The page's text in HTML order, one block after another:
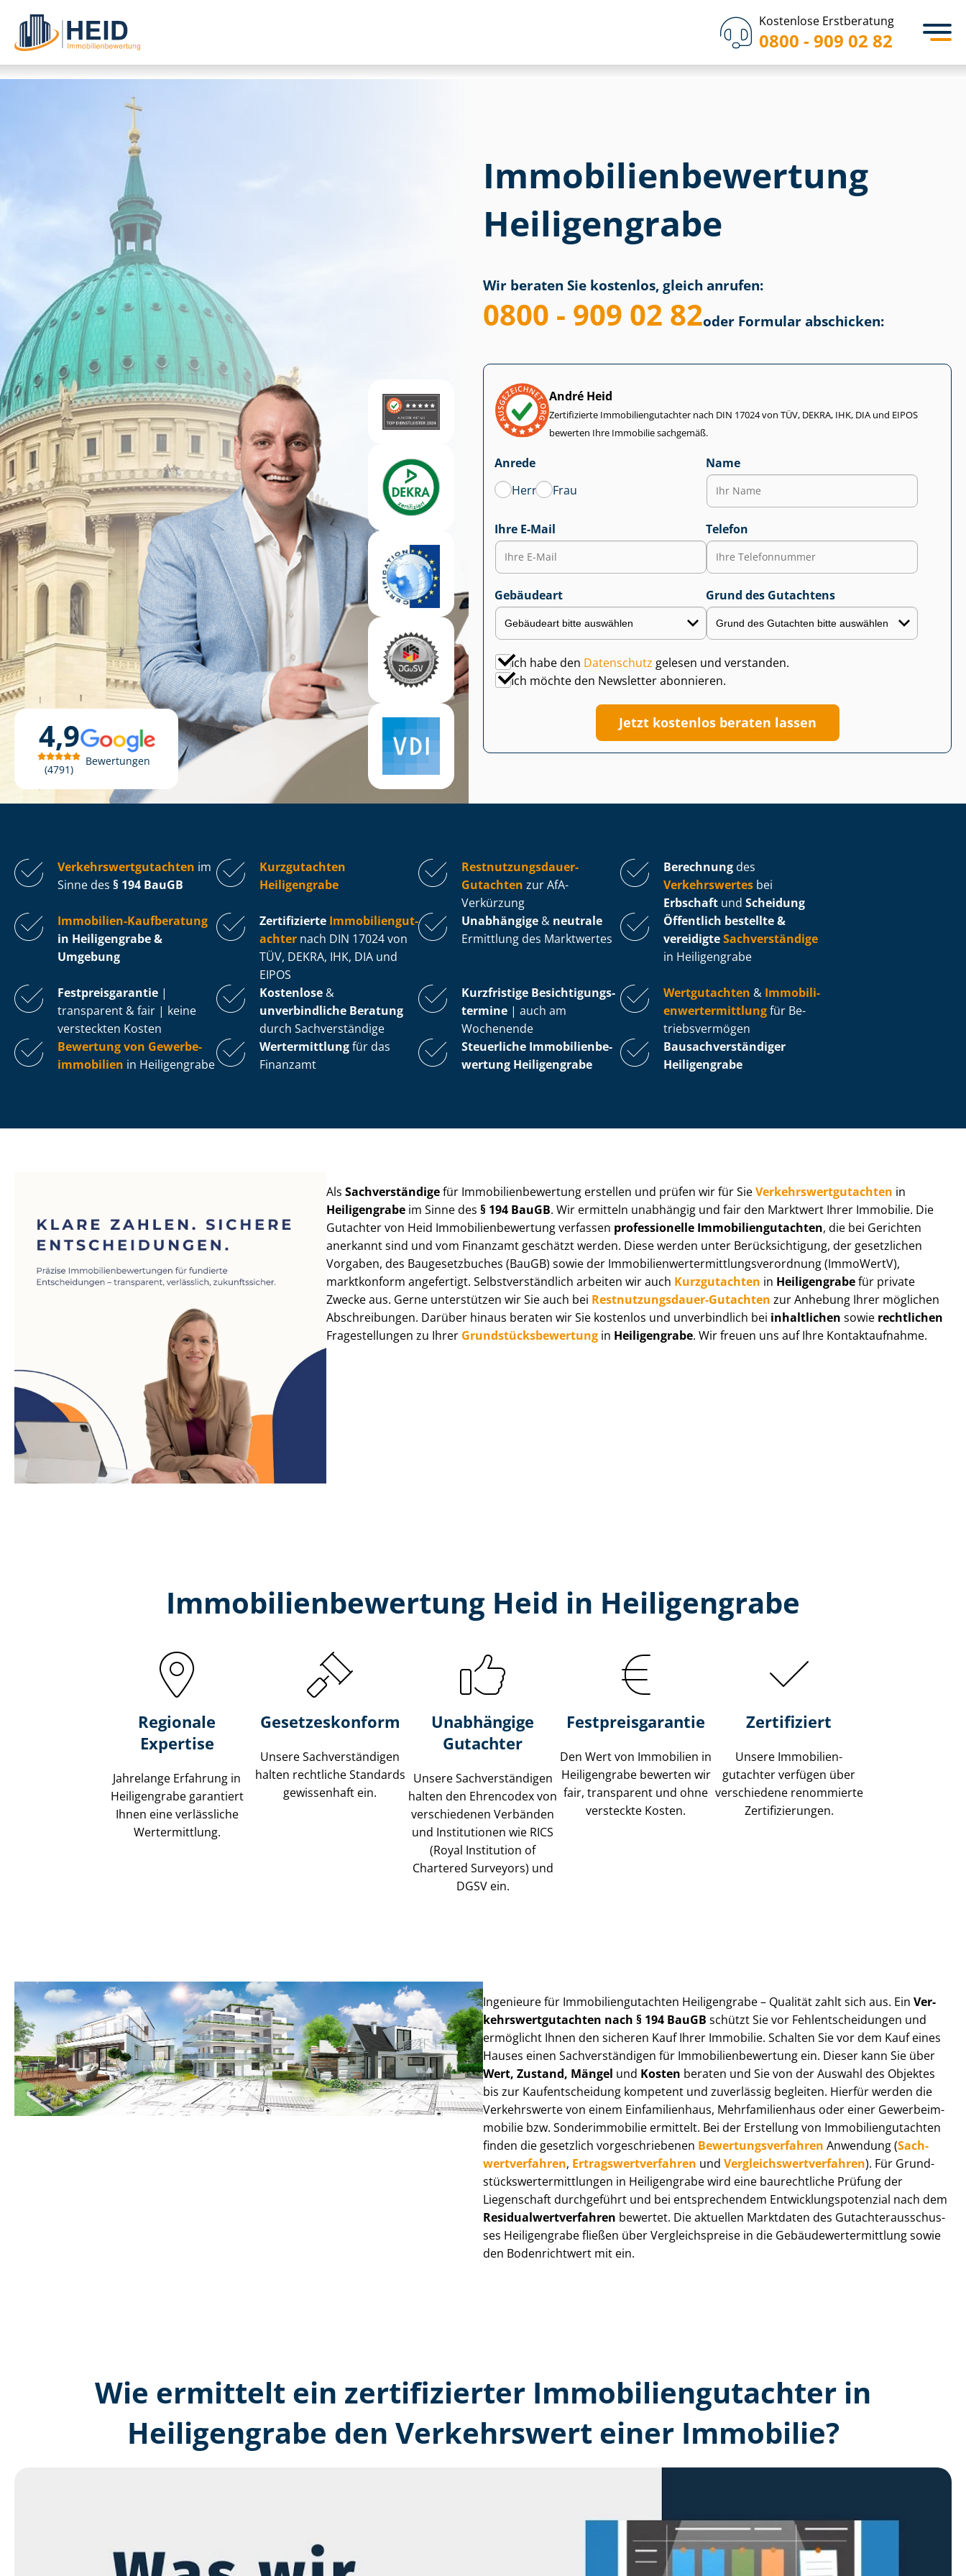
Kostenlose Erstberatung
0800 - 909 02 82
4,9
4791
Bewertungen
Immobilien­bewertung
Heiligengrabe
Wir beraten Sie kostenlos, gleich anrufen:
0800 - 909 02 82oder Formular abschicken:
André Heid
Zertifizierte Im­mo­bi­li­en­gut­ach­ter nach DIN 17024 von TÜV, DEKRA, IHK, DIA und EIPOS
bewerten Ihre Immobilie sachgemäß.
Anrede
Herr
Frau
Name
Ihre E-Mail Telefon
Gebäudeart Grund des Gutachtens
Ich habe den Datenschutz gelesen und verstanden.
Ich möchte den Newsletter abonnieren.
Jetzt kostenlos beraten lassen
Ver­kehrs­wert­gut­ach­ten im
Sinne des § 194 BauGB
Kurzgutachten
Heiligengrabe
Rest­nut­zungs­dau­er-
Gutachten zur AfA-
Verkürzung
Berechnung des
Verkehrswertes bei
Erbschaft und Scheidung
Immobilien-Kaufberatung
in Heiligengrabe &
Umgebung
Zertifizierte Im­mo­bi­li­en­gut­
ach­ter nach DIN 17024 von
TÜV, DEKRA, IHK, DIA und
EIPOS
Unabhängige & neutrale
Ermittlung des Marktwertes
Öffentlich bestellte &
vereidigteSachverständige
in Heiligengrabe
Fest­preis­ga­ran­tie |
transparent & fair | keine
versteckten Kosten
Kostenlose &
unverbindliche Beratung
durch Sachverständige
Kurzfristige Be­sich­ti­gungs­
ter­mi­ne | auch am
Wochenende
Wertgutachten & Im­mo­bi­li­
en­wert­ermitt­lungfür Be­
triebs­ver­mö­gen
Bewertung von Ge­wer­be­
im­mo­bi­li­en in Heiligengrabe
Wertermittlungfür das
Finanzamt
Steuerliche Im­mo­bi­li­en­be­
wer­tung Heiligengrabe
Bau­sach­ver­stän­di­ger
Heiligengrabe
AlsSachverständigefür Im­mo­bi­li­en­be­wer­tung erstellen und prüfen wir für SieVer­kehrs­wert­gut­ach­ten in
Heiligengrabe im Sinne des§ 194 BauGB. Wir ermitteln unabhängig und fair den Marktwert Ihrer Immobilie. Die
Gutachter von Heid Im­mo­bi­li­en­be­wer­tung verfassen professionelle Im­mo­bi­li­en­gut­ach­ten, die bei Gerichten
anerkannt sind und vom Finanzamt geschätzt werden. Diese werden unter Be­rück­sich­ti­gung, der gesetzlichen
Vorgaben, des Baugesetzbuches (BauGB) sowie der Im­mo­bi­li­en­wert­ermitt­lungs­ver­ord­nung (ImmoWertV),
marktkonform angefertigt. Selbst­ver­ständ­lich arbeiten wir auch Kurzgutachten in Heiligengrabefür private
Zwecke aus. Gerne unterstützen wir Sie auch bei Rest­nut­zungs­dau­er-Gutachten zur Anhebung Ihrer möglichen
Abschreibungen. Darüber hinaus beraten wir Sie kostenlos und unverbindlich bei inhaltlichen sowie rechtlichen
Fragestellungen zu Ihrer Grund­stücks­be­wer­tung in Heiligengrabe. Wir freuen uns auf Ihre Kontaktaufnahme.
Immobilien­bewertung Heid in Heiligengrabe
Regionale
Expertise
Jahrelange Erfahrung in
Heiligengrabe garantiert
Ihnen eine verlässliche
Wertermittlung.
Gesetzes­konform
Unsere Sach­ver­stän­di­gen
halten rechtliche Standards
gewissenhaft ein.
Unabhängige
Gutachter
Unsere Sach­ver­stän­di­gen
halten den Ehrencodex von
verschiedenen Verbänden
und Institutionen wie RICS
(Royal Institution of
Chartered Surveyors) und
DGSV ein.
Festpreis​garantie
Den Wert von Immobilien in
Heiligengrabe bewerten wir
fair, transparent und ohne
versteckte Kosten.
Zertifiziert
Unsere Immobilien­
gutachter verfügen über
verschiedene renommierte
Zer­ti­fi­zie­run­gen.
Ingenieure für Im­mo­bi­li­en­gut­ach­ten Heiligengrabe – Qualität zahlt sich aus. Ein Ver­
kehrs­wert­gut­ach­ten nach § 194 BauGB schützt Sie vor Fehl­ent­schei­dun­gen und
ermöglicht Ihnen den sicheren Kauf Ihrer Immobilie. Schalten Sie vor dem Kauf eines
Hauses einen Sach­ver­stän­di­gen für Im­mo­bi­li­en­be­wer­tung ein. Dieser kann Sie über
Wert, Zustand, Mängel und Kosten beraten und Sie von der Auswahl des Objektes
bis zur Kauf­ent­schei­dung kompetent und zuverlässig begleiten. Hierfür werden die
Verkehrswerte von einem Einfamilienhaus, Mehr­fa­mi­li­en­haus oder einer Ge­wer­be­im­
mo­bi­lie bzw. Sonderimmobilie ermittelt. Bei der Erstellung von Im­mo­bi­li­en­gut­ach­ten
finden die gesetzlich vor­ge­schrie­be­nen Be­wer­tungs­ver­fah­ren Anwendung (Sach­
wert­ver­fah­ren, Er­trags­wert­ver­fah­ren und Ver­gleichs­wert­ver­fah­ren). Für Grund­
stücks­wert­ermitt­lun­gen in Heiligengrabe wird eine baurechtliche Prüfung der
Liegenschaft durchgeführt und bei entsprechendem Ent­wick­lungs­po­ten­zi­al nach dem
Re­si­du­al­wert­ver­fah­ren bewertet. Die aktuellen Marktdaten des Gut­ach­ter­aus­schus­
ses Heiligengrabe fließen über Ver­gleichs­prei­se in die Ge­bäu­de­wert­ermitt­lung sowie
den Bodenrichtwert mit ein.
Wie ermittelt ein zertifizierter Immobilien­gutachter in
Heiligengrabe den Verkehrswert einer Immobilie?